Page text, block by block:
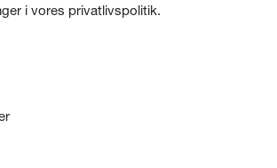
i vores privatlivspolitik.